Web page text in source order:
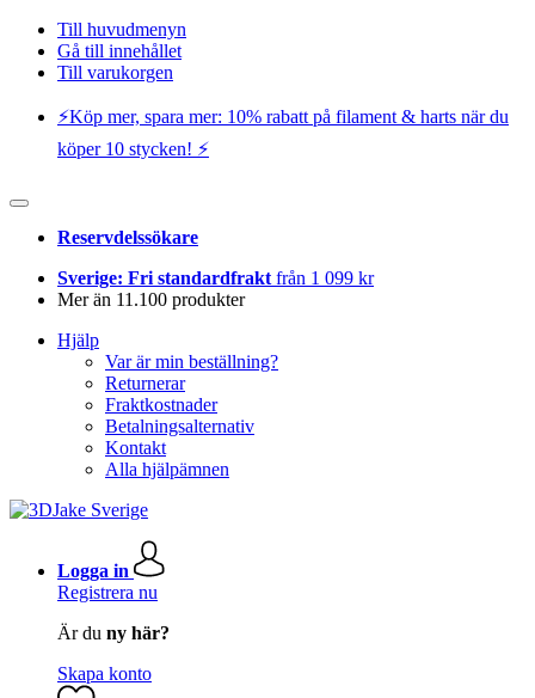
Till huvudmenyn
Gå till innehållet
Till varukorgen
⚡️Köp mer, spara mer: 10% rabatt på filament & harts när du
köper 10 stycken! ⚡️
Reservdelssökare
Sverige: Fri standardfrakt från 1 099 kr
Mer än 11.100 produkter
Hjälp
Var är min beställning?
Returnerar
Fraktkostnader
Betalningsalternativ
Kontakt
Alla hjälpämnen
Logga in
Registrera nu
Är du ny här?
Skapa konto